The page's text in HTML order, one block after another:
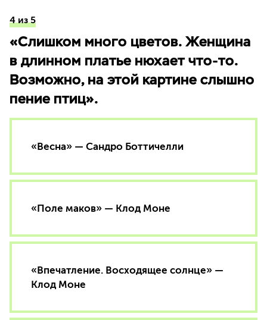
4 из 5
«Слишком много цветов. Женщина
в длинном платье нюхает что-то.
Возможно, на этой картине слышно
пение птиц».
«Весна» — Сандро Боттичелли
«Поле маков» — Клод Моне
«Впечатление. Восходящее солнце» —
Клод Моне